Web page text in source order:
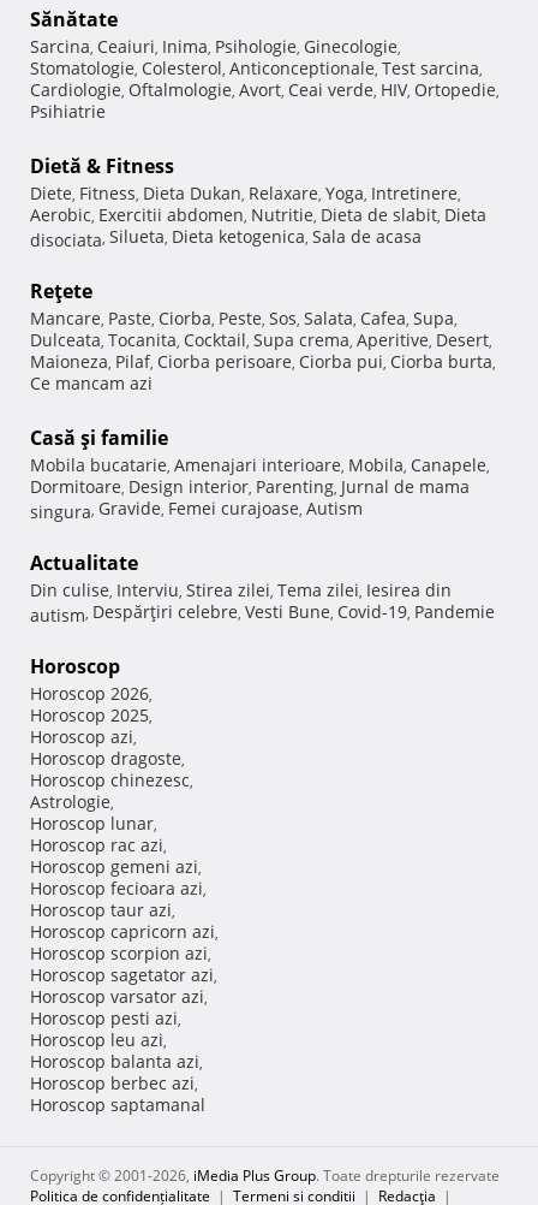
Sănătate
Sarcina, Ceaiuri, Inima, Psihologie, Ginecologie,
Stomatologie, Colesterol, Anticonceptionale, Test sarcina,
Cardiologie, Oftalmologie, Avort, Ceai verde, HIV, Ortopedie,
Psihiatrie
Dietă & Fitness
Diete, Fitness, Dieta Dukan, Relaxare, Yoga, Intretinere,
Aerobic, Exercitii abdomen, Nutritie, Dieta de slabit, Dieta
disociata, Silueta, Dieta ketogenica, Sala de acasa
Reţete
Mancare, Paste, Ciorba, Peste, Sos, Salata, Cafea, Supa,
Dulceata, Tocanita, Cocktail, Supa crema, Aperitive, Desert,
Maioneza, Pilaf, Ciorba perisoare, Ciorba pui, Ciorba burta,
Ce mancam azi
Casă şi familie
Mobila bucatarie, Amenajari interioare, Mobila, Canapele,
Dormitoare, Design interior, Parenting, Jurnal de mama
singura, Gravide, Femei curajoase, Autism
Actualitate
Din culise, Interviu, Stirea zilei, Tema zilei, Iesirea din
autism, Despărţiri celebre, Vesti Bune, Covid-19, Pandemie
Horoscop
Horoscop 2026,
Horoscop 2025,
Horoscop azi,
Horoscop dragoste,
Horoscop chinezesc,
Astrologie,
Horoscop lunar,
Horoscop rac azi,
Horoscop gemeni azi,
Horoscop fecioara azi,
Horoscop taur azi,
Horoscop capricorn azi,
Horoscop scorpion azi,
Horoscop sagetator azi,
Horoscop varsator azi,
Horoscop pesti azi,
Horoscop leu azi,
Horoscop balanta azi,
Horoscop berbec azi,
Horoscop saptamanal
Copyright © 2001-2026, iMedia Plus Group. Toate drepturile rezervate
Politica de confidențialitate | Termeni si conditii | Redacţia |